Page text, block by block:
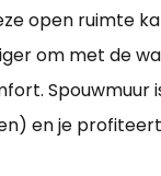
open ruimte
om met de
Spouwmuur
en je